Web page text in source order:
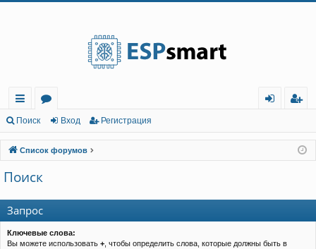
с
ы
лк
и
ру
м
ы
д
ис
тр
Поиск Вход Регистрация
Список форумов
Поиск
Запрос
Ключевые слова:
Вы можете использовать + , чтобы определить слова, которые должны быть в